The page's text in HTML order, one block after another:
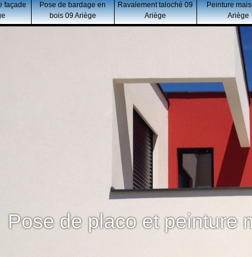
façade
Pose de bardage en
bois 09 Ariège
Ravalement taloché 09
Ariège
Peinture
Ariège
Pose de placo et peinture